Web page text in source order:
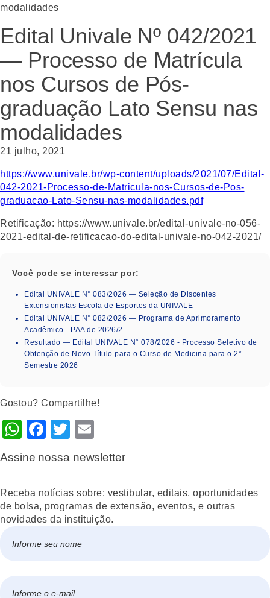
modalidades
Edital Univale Nº 042/2021
— Processo de Matrícula
nos Cursos de Pós-
graduação Lato Sensu nas
modalidades
21 julho, 2021
https://www.univale.br/wp-content/uploads/2021/07/Edital-
042-2021-Processo-de-Matricula-nos-Cursos-de-Pos-
graduacao-Lato-Sensu-nas-modalidades.pdf
Retificação: https://www.univale.br/edital-univale-no-056-
2021-edital-de-retificacao-do-edital-univale-no-042-2021/
Você pode se interessar por:
Edital UNIVALE N° 083/2026 — Seleção de Discentes
Extensionistas Escola de Esportes da UNIVALE
Edital UNIVALE N° 082/2026 — Programa de Aprimoramento
Acadêmico - PAA de 2026/2
Resultado — Edital UNIVALE N° 078/2026 - Processo Seletivo de
Obtenção de Novo Título para o Curso de Medicina para o 2°
Semestre 2026
Gostou? Compartilhe!
WhatsApp
Facebook
Twitter
Assine nossa newsletter
Receba notícias sobre: vestibular, editais, oportunidades
de bolsa, programas de extensão, eventos, e outras
novidades da instituição.
mail